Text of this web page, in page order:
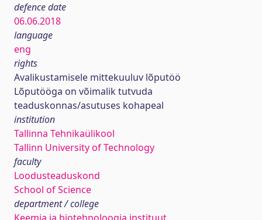
defence date
06.06.2018
language
eng
rights
Avalikustamisele mittekuuluv lõputöö
Lõputööga on võimalik tutvuda
teaduskonnas/asutuses kohapeal
institution
Tallinna Tehnikaülikool
Tallinn University of Technology
faculty
Loodusteaduskond
School of Science
department / college